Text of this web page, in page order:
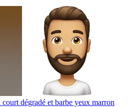
dégradé et barbe yeux marron